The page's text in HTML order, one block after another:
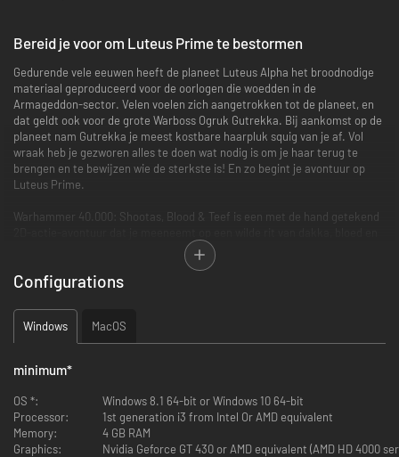
Bereid je voor om Luteus Prime te bestormen
Gedurende vele eeuwen heeft de planeet Luteus Alpha het broodnodige
materiaal geproduceerd voor de oorlogen die woedden in de
Armageddon-sector. Velen voelen zich aangetrokken tot de planeet, en
dat geldt ook voor de grote Warboss Ogruk Gutrekka. Bij aankomst op de
planeet nam Gutrekka je meest kostbare haarpluk squig van je af. Vol
wraak heb je gezworen alles te doen wat nodig is om je haar terug te
brengen en te bewijzen wie de sterkste is! En zo begint je avontuur op
Luteus Prime.
Warhammer 40.000: Shootas, Blood & Teef is een met de hand getekend
explosies! Krump je een weg door de bijenkorfstad Luteus Prime; vecht
tegen Mensen, Orks en Genestealer cultleden; en haal uiteindelijk je
weelderige haar uit de handen van de Warboss Gutrekka!
Wie is er klaar voor Waaagh!?
Configurations
Windows MacOS
minimum*
OS *:
Windows 8.1 64-bit or Windows 10 64-bit
Processor:
1st generation i3 from Intel Or AMD equivalent
Memory:
4 GB RAM
Graphics:
Nvidia Geforce GT 430 or AMD equivalent (AMD HD 4000